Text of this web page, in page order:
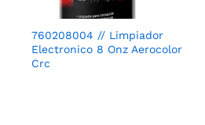
760208004 // Limpiador
Electronico 8 Onz Aerocolor
Crc